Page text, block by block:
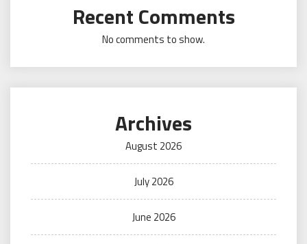
Recent Comments
No comments to show.
Archives
August 2026
July 2026
June 2026